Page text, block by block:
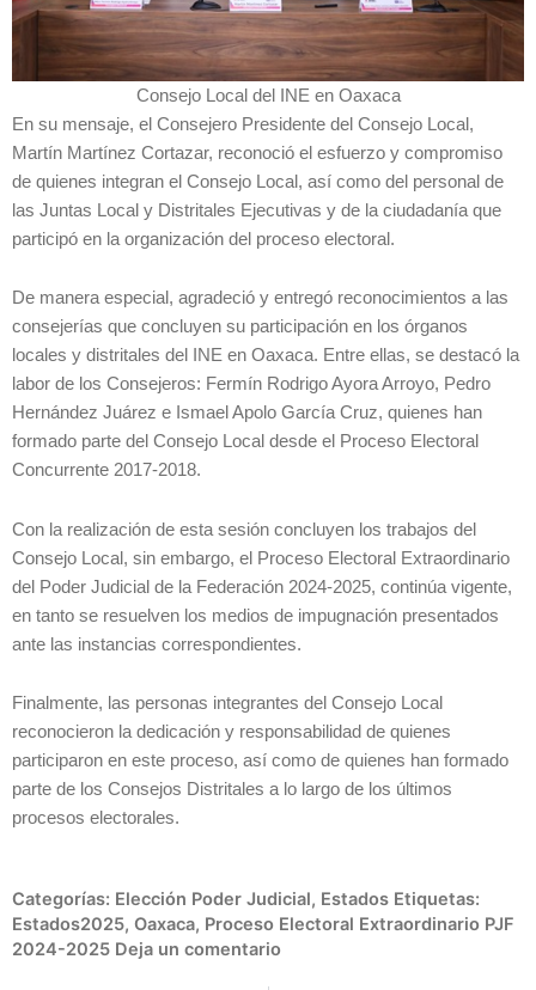
Consejo Local del INE en Oaxaca
En su mensaje, el Consejero Presidente del Consejo Local,
Martín Martínez Cortazar, reconoció el esfuerzo y compromiso
de quienes integran el Consejo Local, así como del personal de
las Juntas Local y Distritales Ejecutivas y de la ciudadanía que
participó en la organización del proceso electoral.
De manera especial, agradeció y entregó reconocimientos a las
consejerías que concluyen su participación en los órganos
locales y distritales del INE en Oaxaca. Entre ellas, se destacó la
labor de los Consejeros: Fermín Rodrigo Ayora Arroyo, Pedro
Hernández Juárez e Ismael Apolo García Cruz, quienes han
formado parte del Consejo Local desde el Proceso Electoral
Concurrente 2017-2018.
Con la realización de esta sesión concluyen los trabajos del
Consejo Local, sin embargo, el Proceso Electoral Extraordinario
del Poder Judicial de la Federación 2024-2025, continúa vigente,
en tanto se resuelven los medios de impugnación presentados
ante las instancias correspondientes.
Finalmente, las personas integrantes del Consejo Local
reconocieron la dedicación y responsabilidad de quienes
participaron en este proceso, así como de quienes han formado
parte de los Consejos Distritales a lo largo de los últimos
procesos electorales.
Categorías: Elección Poder Judicial, Estados Etiquetas:
Estados2025, Oaxaca, Proceso Electoral Extraordinario PJF
2024-2025 Deja un comentario